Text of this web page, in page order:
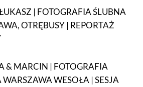
| FOTOGRAFIA ŚLUBNA
OTRĘBUSY | REPORTAŻ
& MARCIN | FOTOGRAFIA
WARSZAWA WESOŁA | SESJA